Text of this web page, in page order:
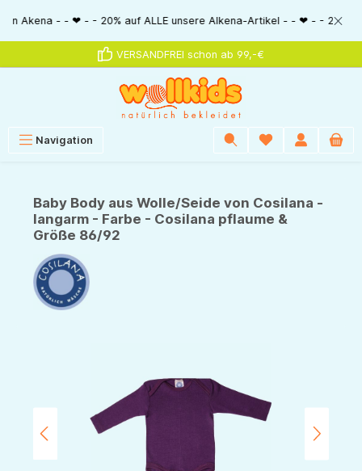
springen
- - ❤ - - 20% auf ALLE unsere Alkena-Artikel - - ❤ - - 20% NUR
VERSANDFREI schon ab 99,-€
Navigation
Baby Body aus Wolle/Seide von Cosilana -
langarm - Farbe - Cosilana pflaume &
Größe 86/92